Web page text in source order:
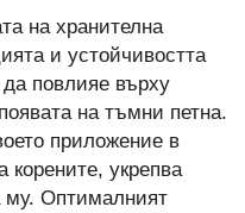
на хранителна
и устойчивостта
повлияе върху
на тъмни петна.
приложение в
корените, укрепва
му. Оптималният